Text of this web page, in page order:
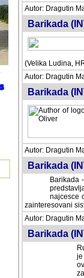
Autor: Dragutin
Barikada
(Velika Ludina,
Autor: Dragutin
Barikada
Autor: Dragutin
Barikada
Barikada
najcesce
zainteresovani
Autor: Dragutin
Barikada